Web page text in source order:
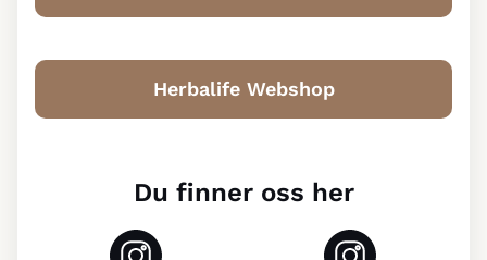
Herbalife Webshop
Du finner oss her